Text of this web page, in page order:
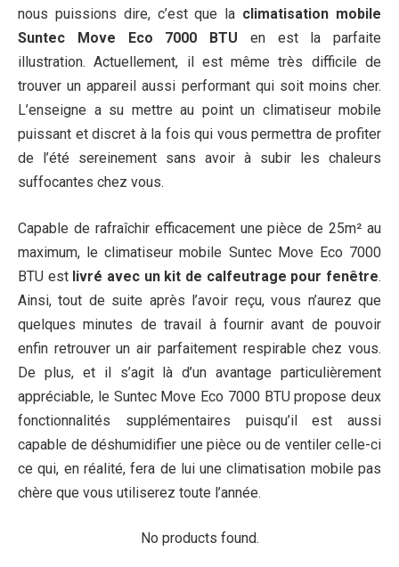
nous puissions dire, c’est que la climatisation mobile
Suntec Move Eco 7000 BTU en est la parfaite
illustration. Actuellement, il est même très difficile de
trouver un appareil aussi performant qui soit moins cher.
L’enseigne a su mettre au point un climatiseur mobile
puissant et discret à la fois qui vous permettra de profiter
de l’été sereinement sans avoir à subir les chaleurs
suffocantes chez vous.
Capable de rafraîchir efficacement une pièce de 25m² au
maximum, le climatiseur mobile Suntec Move Eco 7000
BTU est livré avec un kit de calfeutrage pour fenêtre.
Ainsi, tout de suite après l’avoir reçu, vous n’aurez que
quelques minutes de travail à fournir avant de pouvoir
enfin retrouver un air parfaitement respirable chez vous.
De plus, et il s’agit là d’un avantage particulièrement
appréciable, le Suntec Move Eco 7000 BTU propose deux
fonctionnalités supplémentaires puisqu’il est aussi
capable de déshumidifier une pièce ou de ventiler celle-ci
ce qui, en réalité, fera de lui une climatisation mobile pas
chère que vous utiliserez toute l’année.
No products found.